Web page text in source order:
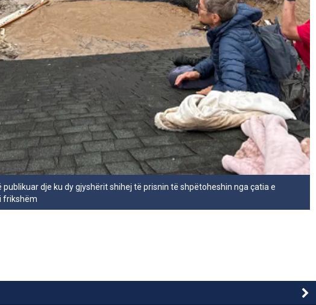
dje ku dy gjyshërit shihej të prisnin të shpëtoheshin nga çatia e
frikshëm